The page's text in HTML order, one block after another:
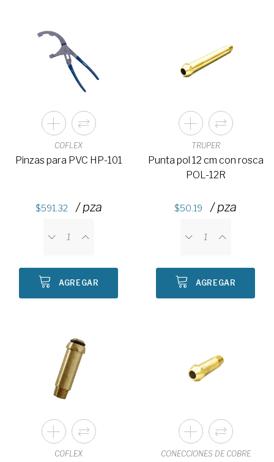
COFLEX
Pinzas para PVC HP-101
591.32 / pza
AGREGAR
TRUPER
Punta pol 12 cm con rosca
POL-12R
50.19 / pza
AGREGAR
COFLEX CONECCIONES DE COBRE